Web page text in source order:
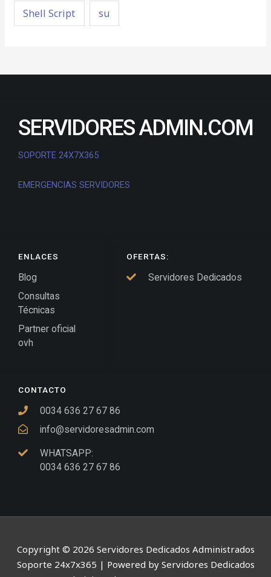
Shell Script su
CONTACTO
0034 636 27 67 86
info@servidoresadmin.com
WHATSAPP:
0034 636 27 67 86
OFERTAS:
Servidores Dedicados
ENLACES
Blog
Consultas
Técnicas
Partner oficial
ovh
SERVIDORES ADMIN.COM
SOPORTE 24X7X365
EMERGENCIAS SERVIDORES
Copyright © 2026 Servidores Dedicados Administrados
Soporte 24x7x365 | Powered by Servidores Dedicados